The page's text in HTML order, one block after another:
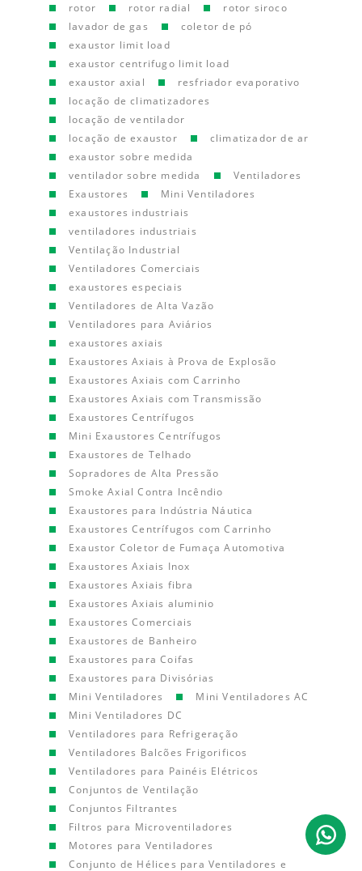
rotor
rotor radial
rotor siroco
lavador de gas
coletor de pó
exaustor limit load
exaustor centrifugo limit load
exaustor axial
resfriador evaporativo
locação de climatizadores
locação de ventilador
locação de exaustor
climatizador de ar
exaustor sobre medida
ventilador sobre medida
Ventiladores
Exaustores
Mini Ventiladores
exaustores industriais
ventiladores industriais
Ventilação Industrial
Ventiladores Comerciais
exaustores especiais
Ventiladores de Alta Vazão
Ventiladores para Aviários
exaustores axiais
Exaustores Axiais à Prova de Explosão
Exaustores Axiais com Carrinho
Exaustores Axiais com Transmissão
Exaustores Centrífugos
Mini Exaustores Centrífugos
Exaustores de Telhado
Sopradores de Alta Pressão
Smoke Axial Contra Incêndio
Exaustores para Indústria Náutica
Exaustores Centrífugos com Carrinho
Exaustor Coletor de Fumaça Automotiva
Exaustores Axiais Inox
Exaustores Axiais fibra
Exaustores Axiais aluminio
Exaustores Comerciais
Exaustores de Banheiro
Exaustores para Coifas
Exaustores para Divisórias
Mini Ventiladores
Mini Ventiladores AC
Mini Ventiladores DC
Ventiladores para Refrigeração
Ventiladores Balcões Frigorificos
Ventiladores para Painéis Elétricos
Conjuntos de Ventilação
Conjuntos Filtrantes
Filtros para Microventiladores
Motores para Ventiladores
Conjunto de Hélices para Ventiladores e